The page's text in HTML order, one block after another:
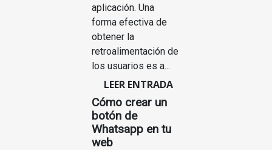
aplicación. Una
forma efectiva de
obtener la
retroalimentación de
los usuarios es a...
LEER ENTRADA
Cómo crear un
botón de
Whatsapp en tu
web